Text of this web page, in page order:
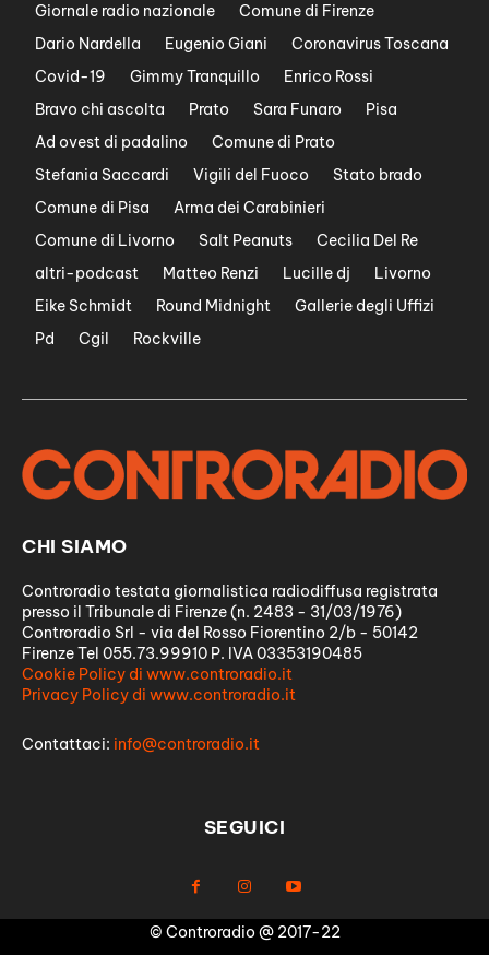
Giornale radio nazionale
Comune di Firenze
Dario Nardella
Eugenio Giani
Coronavirus Toscana
Covid-19
Gimmy Tranquillo
Enrico Rossi
Bravo chi ascolta
Prato Sara Funaro
Pisa
Ad ovest di padalino
Comune di Prato
Stefania Saccardi
Vigili del Fuoco
Stato brado
Comune di Pisa
Arma dei Carabinieri
Comune di Livorno
Salt Peanuts
Cecilia Del Re
altri-podcast
Matteo Renzi Lucille dj
Livorno
Eike Schmidt
Round Midnight
Gallerie degli Uffizi
Pd
Cgil Rockville
CHI SIAMO
Controradio testata giornalistica radiodiffusa registrata
presso il Tribunale di Firenze (n. 2483 - 31/03/1976)
Controradio Srl - via del Rosso Fiorentino 2/b - 50142
Firenze Tel 055.73.99910 P. IVA 03353190485
Cookie Policy di www.controradio.it
Privacy Policy di www.controradio.it
Contattaci: info@controradio.it
SEGUICI
© Controradio @ 2017-22